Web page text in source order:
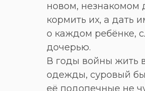
новом, незнакомом
кормить их, а дать
о каждом ребёнке,
дочерью.
В годы войны жить
одежды, суровый
её подопечные не